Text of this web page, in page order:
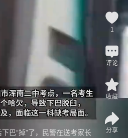
巴“掉”了，民警在送考家长
1
评论
收藏
分享